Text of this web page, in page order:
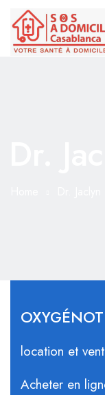
location et
Acheter en